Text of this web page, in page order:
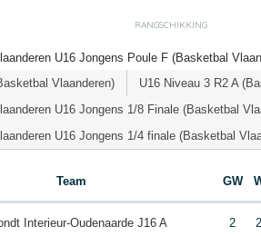
RANGSCHIKKING
U16 Jongens Poule F (Basketbal
Vlaanderen)
U16 Niveau 3 R2 A
U16 Jongens 1/8 Finale (Basketbal
U16 Jongens 1/4 finale (Basketbal
Team GW
Interieur-Oudenaarde J16 A 2 2